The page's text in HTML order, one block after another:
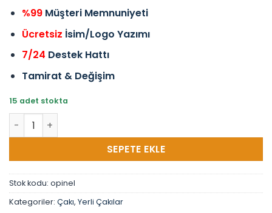
%99Müşteri Memnuniyeti
Ücretsiz İsim/Logo Yazımı
7/24 Destek Hattı
Tamirat & Değişim
15 adet stokta
Opinel Çakı Yerli Üretim El Yapımı Çakı adet
SEPETE EKLE
Stok kodu: opinel
Kategoriler: Çakı, Yerli Çakılar